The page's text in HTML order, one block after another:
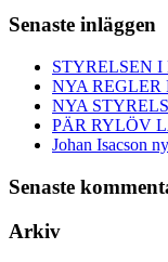
Senaste inläggen
STYRELSEN
NYA REGLER
NYA
PÄR RYLÖV
Johan Isacson
Senaste
Arkiv